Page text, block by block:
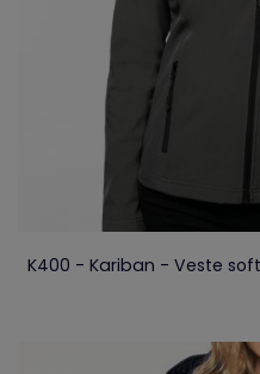
K400 - Kariban - Veste